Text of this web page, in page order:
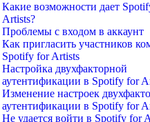
Какие возможности дает
Artists?
Проблемы с входом в аккаунт
Как пригласить участников
Spotify for Artists
Настройка двухфакторной
аутентификации в Spotify for
Изменение настроек
аутентификации в Spotify for
Не удается войти в Spotify for